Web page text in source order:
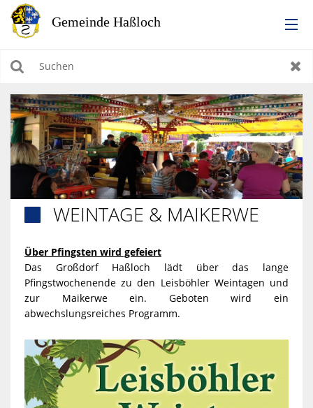
RATHAUS
LEBEN IN HASSLOCH
BILDUNG & KULTUR
WIRTSCHAFTEN, BAUEN, WOHNEN & UMWELT
TOURISMUS
Suchen
WEINTAGE & MAIKERWE
Über Pfingsten wird gefeiert
Das Großdorf Haßloch lädt über das lange
Pfingstwochenende zu den Leisböhler Weintagen und
zur Maikerwe ein. Geboten wird ein
abwechslungsreiches Programm.